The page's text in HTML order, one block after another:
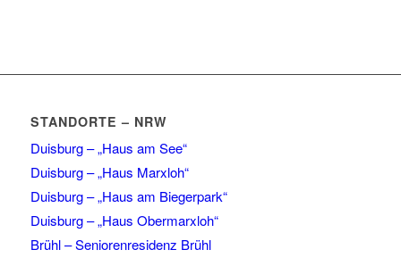
STANDORTE – NRW
Duisburg – „Haus am See“
Duisburg – „Haus Marxloh“
Duisburg – „Haus am Biegerpark“
Duisburg – „Haus Obermarxloh“
Brühl – Seniorenresidenz Brühl